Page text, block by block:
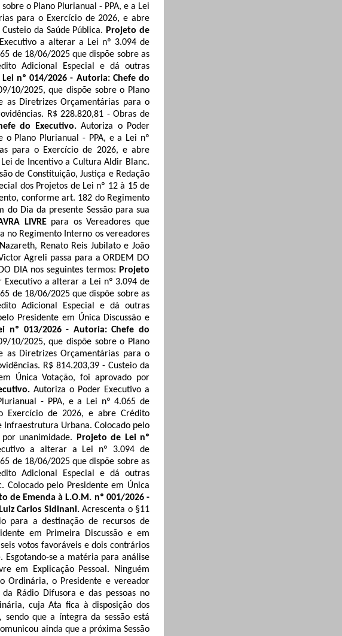
o Plano Plurianual - PPA, e a Lei
para o Exercício de 2026, e abre
da Saúde Pública. Projeto de
a alterar a Lei nº 3.094 de
de 18/06/2025 que dispõe sobre as
Adicional Especial e dá outras
nº 014/2026 - Autoria: Chefe do
10/2025, que dispõe sobre o Plano
as Diretrizes Orçamentárias para o
R$ 228.820,81 - Obras de
do Executivo. Autoriza o Poder
Plano Plurianual - PPA, e a Lei nº
para o Exercício de 2026, e abre
de Incentivo a Cultura Aldir Blanc.
de Constituição, Justiça e Redação
dos Projetos de Lei nº 12à 15 de
conforme art. 182 do Regimento
Dia da presente Sessão para sua
LIVREpara os Vereadores que
no Regimento Interno os vereadores
Renato Reis Jubilatoe João
Agreli passa para a ORDEM DO
DIA nos seguintes termos: Projeto
Executivo a alterar a Lei nº 3.094 de
de 18/06/2025 que dispõe sobre as
Adicional Especial e dá outras
Presidente em Única Discussão e
nº 013/2026 - Autoria: Chefe do
10/2025, que dispõe sobre o Plano
as Diretrizes Orçamentárias para o
R$ 814.203,39 - Custeio da
Única Votação, foi aprovado por
Autoriza o Poder Executivo a
- PPA, e a Lei nº 4.065 de
Exercício de 2026, e abre Crédito
Infraestrutura Urbana. Colocado pelo
unanimidade.
Projeto de Lei nº
a alterar a Lei nº 3.094 de
de 18/06/2025 que dispõe sobre as
Adicional Especial e dá outras
. Colocado pelo Presidente em Única
de Emenda à L.O.M. nº 001/2026 -
Carlos Sidinani.Acrescenta o §11
para a destinação de recursos de
em Primeira Discussão e em
votos favoráveis e dois contrários
. Esgotando-se a matéria para análise
em Explicação Pessoal. Ninguém
Ordinária, o Presidente e vereador
Rádio Difusora e das pessoas no
cuja Ata fica à disposição dos
que a íntegra da sessão está
ainda que a próxima Sessão